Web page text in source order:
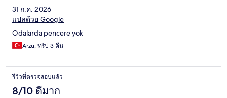
31 ก.ค. 2026
แปลด้วย Google
Odalarda pencere yok
Arzu, ทริป 3 คืน
รีวิวที่ตรวจสอบแล้ว
8/10 ดีมาก